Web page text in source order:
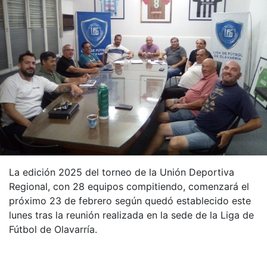
La edición 2025 del torneo de la Unión Deportiva
Regional, con 28 equipos compitiendo, comenzará el
próximo 23 de febrero según quedó establecido este
lunes tras la reunión realizada en la sede de la Liga de
Fútbol de Olavarría.